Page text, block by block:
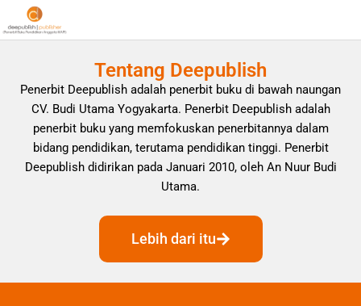
Tentang Deepublish
Penerbit Deepublish adalah penerbit buku di bawah naungan
CV. Budi Utama Yogyakarta. Penerbit Deepublish adalah
penerbit buku yang memfokuskan penerbitannya dalam
bidang pendidikan, terutama pendidikan tinggi. Penerbit
Deepublish didirikan pada Januari 2010, oleh An Nuur Budi
Utama.
Lebih dari itu